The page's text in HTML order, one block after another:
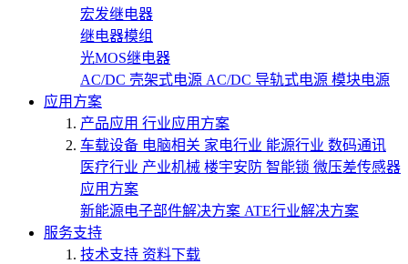
宏发继电器
继电器模组
光MOS继电器
AC/DC 壳架式电源 AC/DC 导轨式电源 模块电源
应用方案
产品应用 行业应用方案
车载设备 电脑相关 家电行业 能源行业 数码通讯
医疗行业 产业机械 楼宇安防 智能锁 微压差传感器
应用方案
新能源电子部件解决方案 ATE行业解决方案
服务支持
技术支持 资料下载